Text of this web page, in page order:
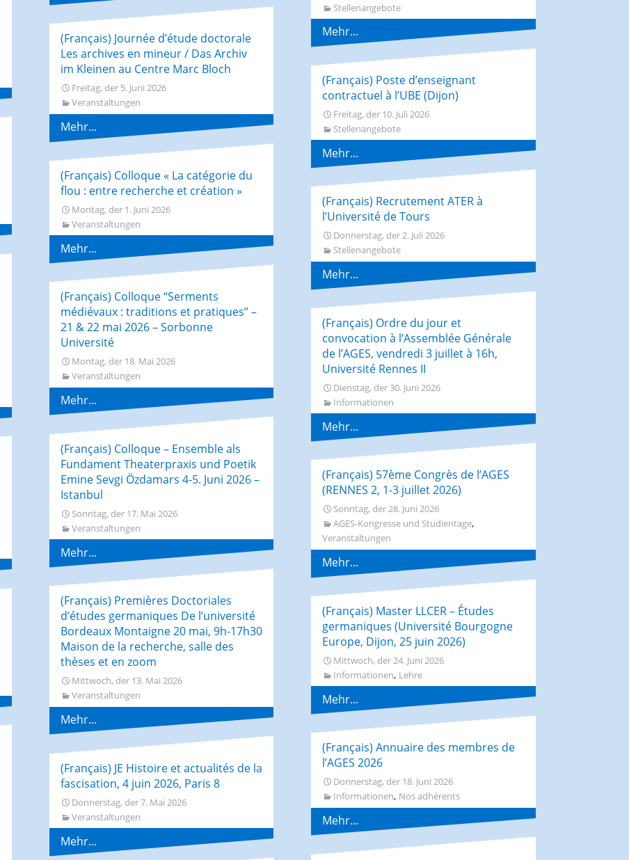
(Français) Journée d’étude doctorale
Les archives en mineur / Das Archiv
im Kleinen au Centre Marc Bloch
Freitag, der 5. Juni 2026
Veranstaltungen
Mehr...
(Français) Colloque « La catégorie du
flou : entre recherche et création »
Montag, der 1. Juni 2026
Veranstaltungen
Mehr...
(Français) Colloque “Serments
médiévaux : traditions et pratiques” –
21 & 22 mai 2026 – Sorbonne
Université
Montag, der 18. Mai 2026
Veranstaltungen
Mehr...
(Français) Colloque – Ensemble als
Fundament Theaterpraxis und Poetik
Emine Sevgi Özdamars 4-5. Juni 2026 –
Istanbul
Sonntag, der 17. Mai 2026
Veranstaltungen
Mehr...
(Français) Premières Doctoriales
d’études germaniques De l’université
Bordeaux Montaigne 20 mai, 9h-17h30
Maison de la recherche, salle des
thèses et en zoom
Mittwoch, der 13. Mai 2026
Veranstaltungen
Mehr...
(Français) JE Histoire et actualités de la
fascisation, 4 juin 2026, Paris 8
Donnerstag, der 7. Mai 2026
Veranstaltungen
Mehr...
Stellenangebote
Mehr...
(Français) Poste d’enseignant
contractuel à l’UBE (Dijon)
Freitag, der 10. Juli 2026
Stellenangebote
Mehr...
(Français) Recrutement ATER à
l’Université de Tours
Donnerstag, der 2. Juli 2026
Stellenangebote
Mehr...
(Français) Ordre du jour et
convocation à l’Assemblée Générale
de l’AGES, vendredi 3 juillet à 16h,
Université Rennes II
Dienstag, der 30. Juni 2026
Informationen
Mehr...
(Français) 57ème Congrès de l’AGES
(RENNES 2, 1-3 juillet 2026)
Sonntag, der 28. Juni 2026
AGES-Kongresse und Studientage,
Veranstaltungen
Mehr...
(Français) Master LLCER – Études
germaniques (Université Bourgogne
Europe, Dijon, 25 juin 2026)
Mittwoch, der 24. Juni 2026
Informationen, Lehre
Mehr...
(Français) Annuaire des membres de
l’AGES 2026
Donnerstag, der 18. Juni 2026
Informationen, Nos adhérents
Mehr...